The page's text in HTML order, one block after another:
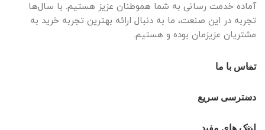
آماده خدمت رسانی به شما هموطنان عزیز هستیم. با سال‌ها
تجربه در این صنعت، ما به دنبال ارائه بهترین تجربه خرید به
مشتریان عزیزمان بوده و هستیم.
تماس با ما
دسترسی سریع